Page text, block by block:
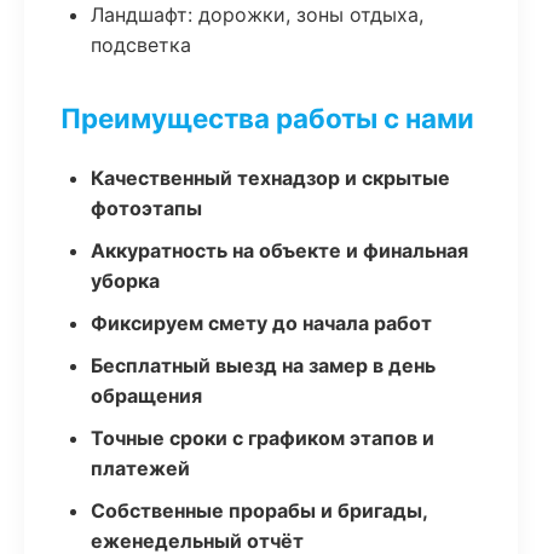
Ландшафт: дорожки, зоны отдыха,
подсветка
Преимущества работы с нами
Качественный технадзор и скрытые
фотоэтапы
Аккуратность на объекте и финальная
уборка
Фиксируем смету до начала работ
Бесплатный выезд на замер в день
обращения
Точные сроки с графиком этапов и
платежей
Собственные прорабы и бригады,
еженедельный отчёт